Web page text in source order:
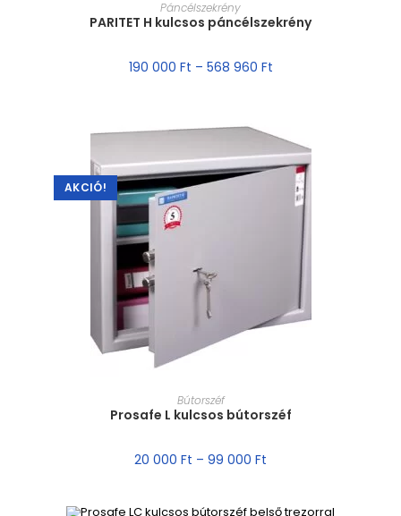
Páncélszekrény
PARITET H kulcsos páncélszekrény
190 000 Ft – 568 960 Ft
AKCIÓ!
MÉRET VÁLASZTÁSA
Bútorszéf
Prosafe L kulcsos bútorszéf
20 000 Ft – 99 000 Ft